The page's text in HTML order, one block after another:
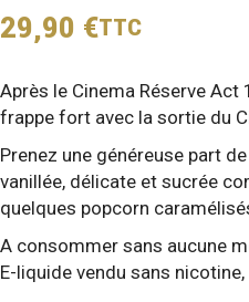
29,90 €TTC
Après le Cinema Réserve
frappe fort avec la sortie du
Prenez une généreuse part
vanillée, délicate et sucrée
quelques popcorn
A consommer sans aucune
E-liquide vendu sans